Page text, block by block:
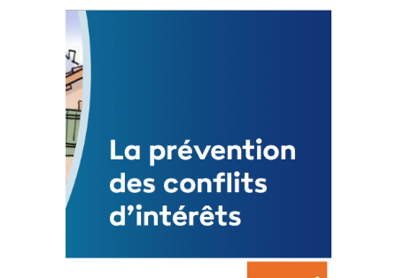
Statut de l’élu local
3 avril 2024
Mise à jour avril 2024 Fichier joint - Fichier 1
FEUILLETER